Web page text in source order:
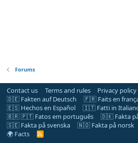
Forums
Contact us Terms and rules Privacy policy
🇩🇪 Fakten auf Deutsch
🇫🇷 Faits en
🇪🇸 Hechos en Español
🇮🇹 Fatti in
🇧🇷 🇵🇹 Fatos em português
🇩🇰 Fakta
🇸🇪 Fakta på svenska
🇳🇴 Fakta på norsk
🌍 Facts
R